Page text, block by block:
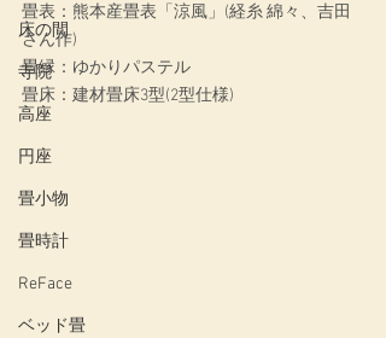
床の間
寺院
高座
円座
畳小物
畳時計
ReFace
ベッド畳
畳表：熊本産畳表「涼風」(経糸 綿々、吉田
さん作)
畳縁：ゆかりパステル
畳床：建材畳床3型(2型仕様)